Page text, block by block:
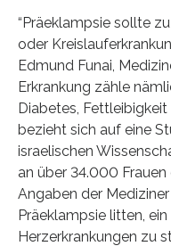
“Präeklampsie sollte
oder
Edmund Funai,
Erkrankung zähle
Diabetes,
bezieht sich auf eine
israelischen
an über 34.000
Angaben der
Präeklampsie litten,
Herzerkrankungen zu